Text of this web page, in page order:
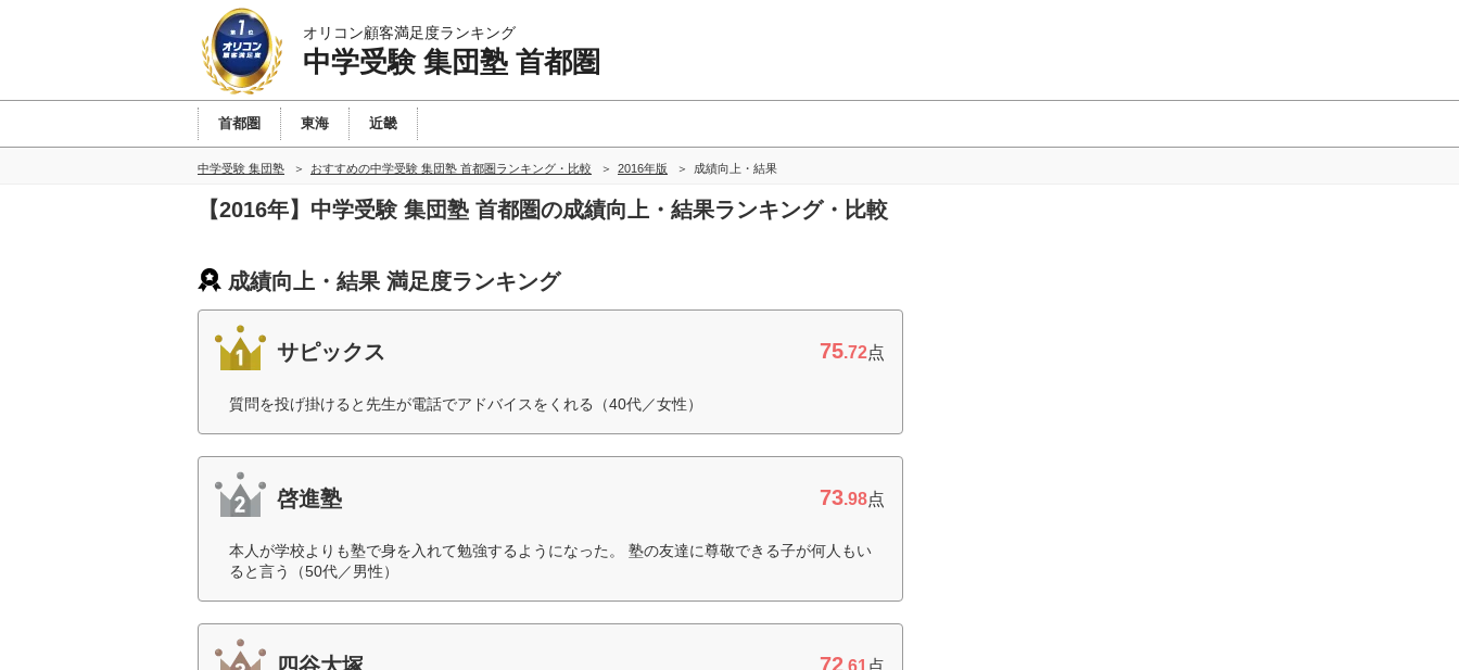
オリコン顧客満足度ランキング
中学受験 集団塾 首都圏
首都圏 東海 近畿
中学受験 集団塾 おすすめの中学受験 集団塾 首都圏ランキング・比較 2016年版 成績向上・結果
【2016年】中学受験 集団塾 首都圏の成績向上・結果ランキング・比較
成績向上・結果 満足度ランキング
サピックス 75.72点
質問を投げ掛けると先生が電話でアドバイスをくれる（40代／女性）
啓進塾 73.98点
本人が学校よりも塾で身を入れて勉強するようになった。 塾の友達に尊敬できる子が何人もい
ると言う（50代／男性）
四谷大塚 72.61点